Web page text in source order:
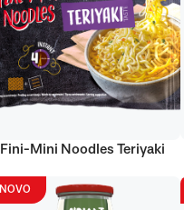
Fini-Mini Noodles Teriyaki
NOVO